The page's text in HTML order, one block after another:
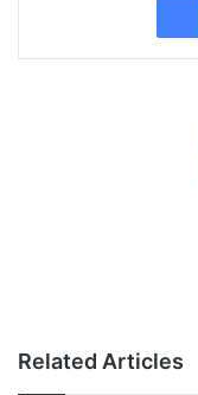
Related Articles